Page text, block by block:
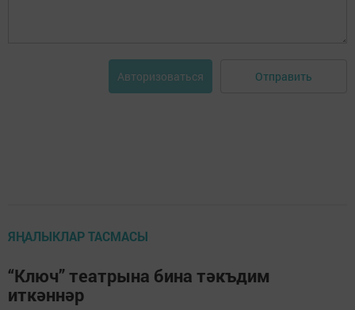
Авторизоваться Отправить
ЯҢАЛЫКЛАР ТАСМАСЫ
“Ключ” театрына бина тәкъдим
иткәннәр